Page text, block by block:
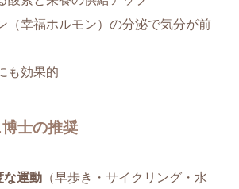
（幸福ホルモン）の分泌で気分が前
も効果的
士の推奨
な運動 （早歩き・サイクリング・水